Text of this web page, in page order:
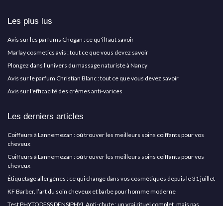
Les plus lus
Avis sur les parfums Chogan : ce qu'il faut savoir
Marlay cosmetics avis : tout ce que vous devez savoir
Plongez dans l'univers du massage naturiste à Nancy
Avis sur le parfum Christian Blanc : tout ce que vous devez savoir
Avis sur l'efficacité des crèmes anti-varices
Les derniers articles
Coiffeurs à Lannemezan : où trouver les meilleurs soins coiffants pour vos
cheveux
Coiffeurs à Lannemezan : où trouver les meilleurs soins coiffants pour vos
cheveux
Étiquetage allergènes : ce qui change dans vos cosmétiques depuis le 31 juillet
KF Barber, l’art du soin cheveux et barbe pour homme moderne
Test PHYTODESS DENSIPHYL Anti-chute : un vrai rituel complet, mais pas